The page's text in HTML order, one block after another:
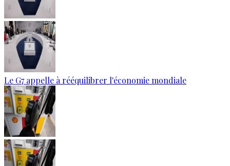
Le G7 appelle à rééquilibrer l'économie mondiale